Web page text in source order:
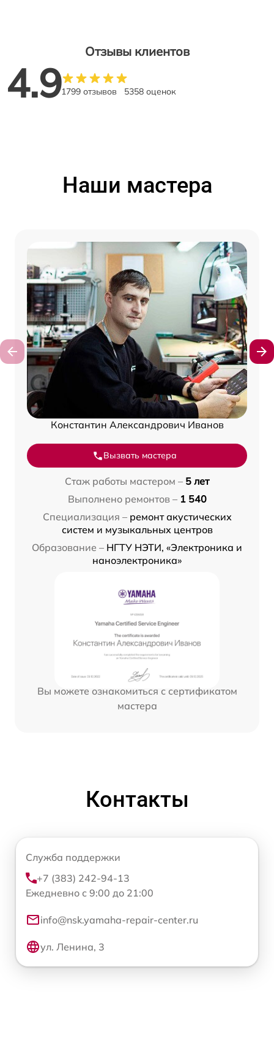
Отзывы клиентов
4.91799 отзывов 5358 оценок
Наши мастера
Константин Александрович Иванов
Вызвать мастера
Стаж работы мастером – 5 лет
Выполнено ремонтов – 1 540
Специализация – ремонт акустических
систем и музыкальных центров
Образование – НГТУ НЭТИ, «Электроника и
наноэлектроника»
Вы можете ознакомиться с сертификатом
мастера
Контакты
Служба поддержки
+7 (383) 242-94-13
Ежедневно с 9:00 до 21:00
info@nsk.yamaha-repair-center.ru
ул. Ленина, 3